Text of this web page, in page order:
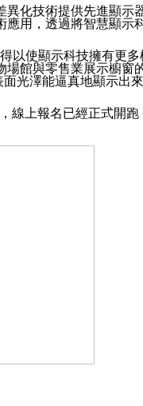
化技術提供先進顯示
用，透過將智慧顯示
以使顯示科技擁有更
館與零售業展示櫥窗
光澤能逼真地顯示出
線上報名已經正式開跑